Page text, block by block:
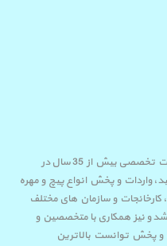
گروه صنعتی جهان پیچ صنعت دارای فعالیت تخصصی بیش از 35 سال در
واردات و پخش انواع پیچ و مهره
کارخانجات و سازمان های مختلف
و نیز همکاری با متخصصین و
و پخش توانست بالاترین